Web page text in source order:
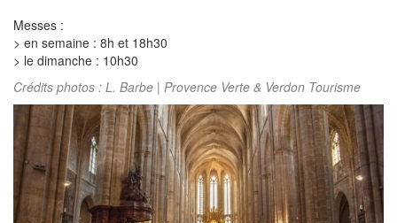
Messes :
> en semaine : 8h et 18h30
> le dimanche : 10h30
Crédits photos : L. Barbe | Provence Verte & Verdon Tourisme